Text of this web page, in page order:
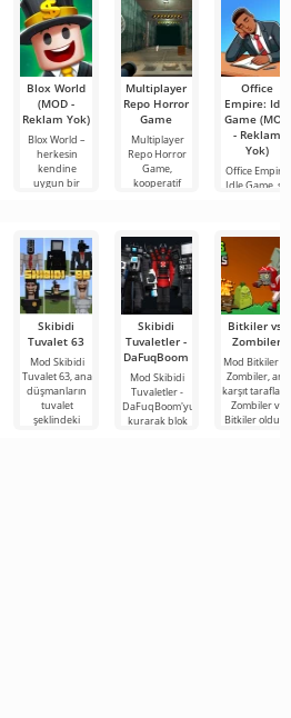
sağlayan
Blox World
(MOD -
Reklam Yok)
Blox World –
herkesin
kendine
uygun bir
Multiplayer
Repo Horror
Game
Multiplayer
Repo Horror
Game,
kooperatif
Office
Empire: Idle
Game (MOD
- Reklam
Yok)
Office Empire:
Idle Game, sizi
Skibidi
Tuvalet 63
Mod Skibidi
Tuvalet 63, ana
düşmanların
tuvalet
şeklindeki
Skibidi
Tuvaletler -
DaFuqBoom
Mod Skibidi
Tuvaletler -
DaFuqBoom'yu
kurarak blok
Bitkiler vs.
Zombiler
Mod Bitkiler
Zombiler, ana
karşıt
Zombiler ve
Bitkiler olduğu